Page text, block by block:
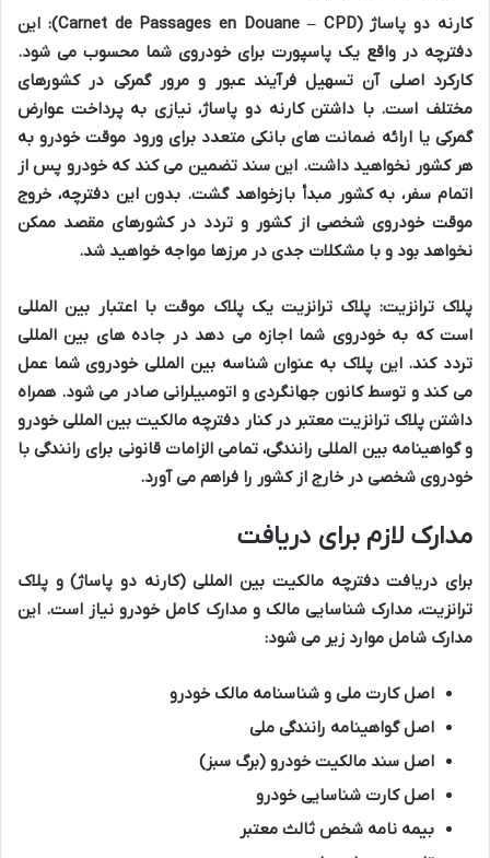
کارنه دو پاساژ (Carnet de Passages en Douane – CPD):
این
دفترچه در واقع یک پاسپورت برای خودروی شما محسوب می شود.
کارکرد اصلی آن تسهیل فرآیند عبور و مرور گمرکی در کشورهای
مختلف است. با داشتن کارنه دو پاساژ، نیازی به پرداخت عوارض
گمرکی یا ارائه ضمانت های بانکی متعدد برای ورود موقت خودرو به
هر کشور نخواهید داشت. این سند تضمین می کند که خودرو پس از
اتمام سفر، به کشور مبدأ بازخواهد گشت. بدون این دفترچه، خروج
موقت خودروی شخصی از کشور و تردد در کشورهای مقصد ممکن
نخواهد بود و با مشکلات جدی در مرزها مواجه خواهید شد.
پلاک ترانزیت: پلاک ترانزیت یک پلاک موقت با اعتبار بین المللی
است که به خودروی شما اجازه می دهد در جاده های بین المللی
تردد کند. این پلاک به عنوان شناسه بین المللی خودروی شما عمل
می کند و توسط کانون جهانگردی و اتومبیلرانی صادر می شود. همراه
داشتن پلاک ترانزیت معتبر در کنار دفترچه مالکیت بین المللی خودرو
و گواهینامه بین المللی رانندگی، تمامی الزامات قانونی برای رانندگی با
خودروی شخصی در خارج از کشور را فراهم می آورد.
مدارک لازم برای دریافت
برای دریافت دفترچه مالکیت بین المللی (کارنه دو پاساژ) و پلاک
ترانزیت، مدارک شناسایی مالک و مدارک کامل خودرو نیاز است. این
مدارک شامل موارد زیر می شود:
اصل کارت ملی و شناسنامه مالک خودرو
اصل گواهینامه رانندگی ملی
اصل سند مالکیت خودرو (برگ سبز)
اصل کارت شناسایی خودرو
بیمه نامه شخص ثالث معتبر